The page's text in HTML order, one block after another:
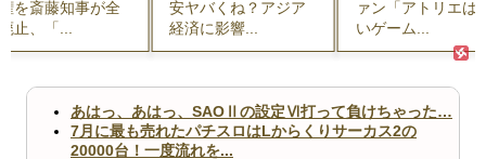
を斎藤知事が全
止、「...
安ヤバくね？アジア
経済に影響...
ァン「アトリエは
いゲーム...
あはっ、あはっ、SAOⅡの設定Ⅵ打って負けちゃった…
7月に最も売れたパチスロはLからくりサーカス2の
20000台！一度流れを...